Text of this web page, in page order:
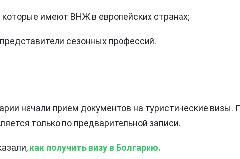
которые имеют ВНЖ в европейских странах;
сезонных профессий.
начали прием документов на туристические визы.
только по предварительной записи.
как получить визу в Болгарию.